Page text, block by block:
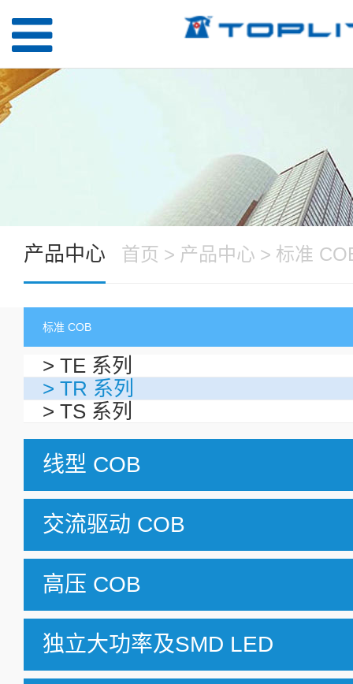
产品中心 首页 > 产品中心 > 标准
标准 COB
> TE 系列
> TR 系列
> TS 系列
线型 COB
交流驱动 COB
高压 COB
独立大功率及SMD LED